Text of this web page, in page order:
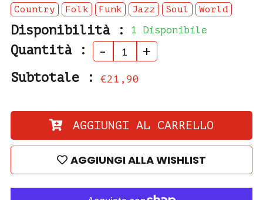
Country
Folk Funk Jazz Soul World
Disponibilità : 1 Disponibile
Quantità : - +
Subtotale : €21,90
AGGIUNGI AL CARRELLO
AGGIUNGI ALLA WISHLIST